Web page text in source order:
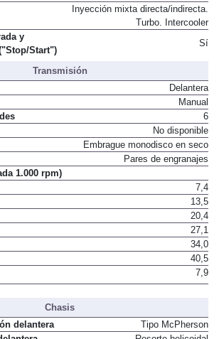
Dos árboles de levas en la culata
Inyección mixta directa/indirecta.
y
Transmisión
Delantera
Manual
6
No disponible
Embrague monodisco en seco
1.000 rpm)
7,4
13,5
20,4
27,1
34,0
40,5
7,9
Chasis
delantera
Tipo McPherson